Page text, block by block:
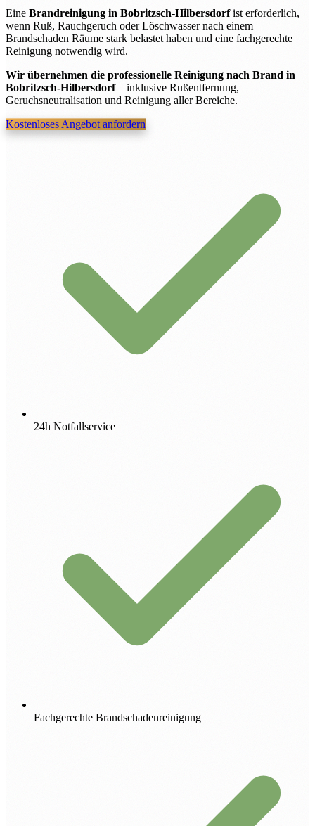
Eine Brandreinigung in Bobritzsch-Hilbersdorfist erforderlich,
wenn Ruß, Rauchgeruch oder Löschwasser nach einem
Brandschaden Räume stark belastet haben und eine fachgerechte
Reinigung notwendig wird.
Wir übernehmen die professionelle Reinigung nach Brand in
Bobritzsch-Hilbersdorf– inklusive Rußentfernung,
Geruchsneutralisation und Reinigung aller Bereiche.
Kostenloses Angebot anfordern
24h Notfallservice
Fachgerechte Brandschadenreinigung